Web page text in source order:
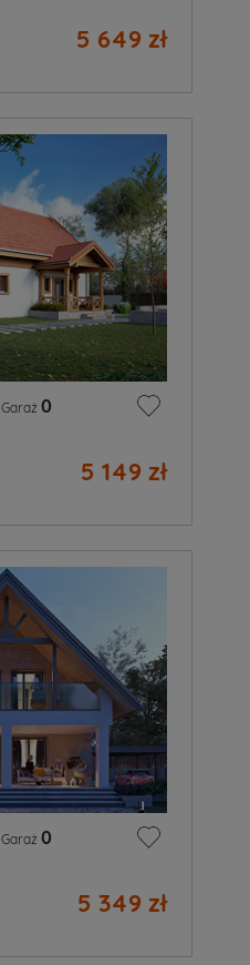
5 649 zł
Garaż 0
5 149 zł
Garaż 0
5 349 zł